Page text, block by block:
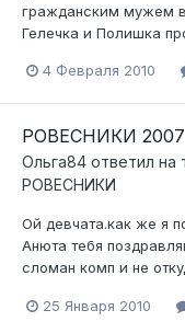
гражданским мужем
Гелечка и Полишка
4 Февраля 2010
РОВЕСНИКИ 2007
Ольга84 ответил на
РОВЕСНИКИ
Ой девчата.как же я
Анюта тебя
сломан комп и не
25 Января 2010